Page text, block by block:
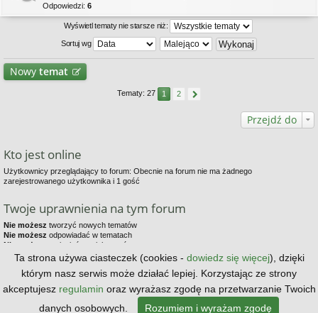
Odpowiedzi: 6
Wyświetl tematy nie starsze niż:
Sortuj wg
Nowy temat
Tematy: 27 1 2
Przejdź do
Kto jest online
Użytkownicy przeglądający to forum: Obecnie na forum nie ma żadnego
zarejestrowanego użytkownika i 1 gość
Twoje uprawnienia na tym forum
Nie możesz tworzyć nowych tematów
Nie możesz odpowiadać w tematach
Nie możesz
zmieniać swoich postów
Nie możeszusuwać swoich postów
dodawać załączników
Strona główna Zespół administracyjny
Kontakt z nami
Technologię dostarczaphpBB ® Forum Software © phpBB Limited | Style by
Ta strona używa ciasteczek (cookies - dowiedz się więcej), dzięki
którym nasz serwis może działać lepiej. Korzystając ze strony
akceptujesz regulamin oraz wyrażasz zgodę na przetwarzanie Twoich
danych osobowych.
Rozumiem i wyrażam zgodę